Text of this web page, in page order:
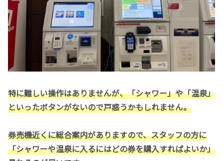
特に難しい操作はありませんが、「シャワー」や「温泉」
といったボタンがないので戸惑うかもしれません。
券売機近くに総合案内がありますので、スタッフの方に
「シャワーや温泉に入るにはどの券を購入すればよいか」